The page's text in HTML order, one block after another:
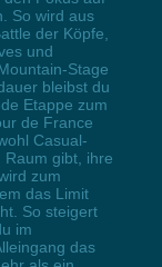
So wird aus
der Köpfe,
und
Stage
bleibst du
Etappe zum
de France
Casual-
Raum gibt, ihre
zum
das Limit
So steigert
im
das